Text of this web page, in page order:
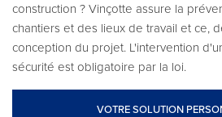
construction ? Vinçotte assure la
chantiers et des lieux de travail et ce,
conception du projet. L'intervention
sécurité est obligatoire par la loi.
VOTRE SOLUTION